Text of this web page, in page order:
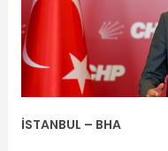
İSTANBUL – BHA